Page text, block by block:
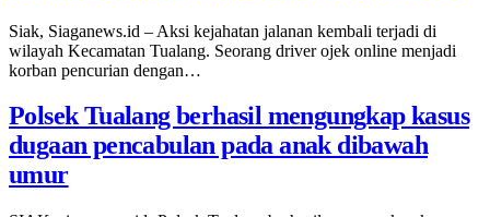
Siak, Siaganews.id – Aksi kejahatan jalanan kembali terjadi di
wilayah Kecamatan Tualang. Seorang driver ojek online menjadi
korban pencurian dengan…
Polsek Tualang berhasil mengungkap kasus
dugaan pencabulan pada anak dibawah
umur